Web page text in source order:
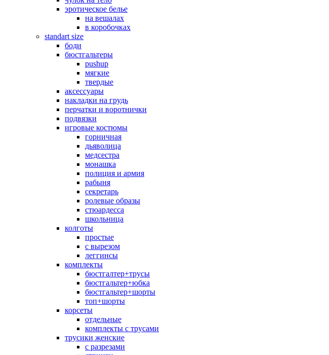
эротическое белье
на вешалах
в коробочках
standart size
боди
бюстгальтеры
pushup
мягкие
твердые
аксессуары
накладки на грудь
перчатки и воротнички
подвязки
игровые костюмы
горничная
дьяволица
медсестра
монашка
полиция и армия
рабыня
секретарь
ролевые образы
стюардесса
школьница
колготы
простые
с вырезом
леггинсы
комплекты
бюстгалтер+трусы
бюстгальтер+юбка
бюстгальтер+шорты
топ+шорты
корсеты
отдельные
комплекты с трусами
трусики женские
с разрезами